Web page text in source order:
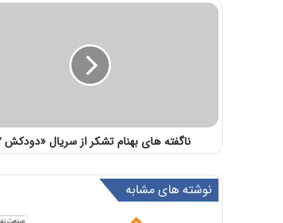
ناگفته های بهنام تشکر از سریال «دودکش ۲»‌
نوشته های مشابه